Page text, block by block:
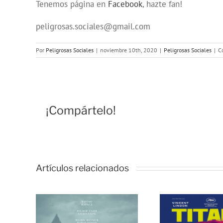
Tenemos página en Facebook, hazte fan!
peligrosas.sociales@gmail.com
Por Peligrosas Sociales | noviembre 10th, 2020 | Peligrosas Sociales |
¡Compártelo!
Artículos relacionados